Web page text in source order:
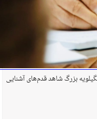
بزرگ شاهد قدم‌های آشنایی